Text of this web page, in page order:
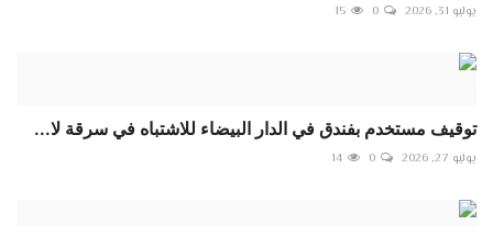
يوليو 31, 2026 0
15
توقيف مستخدم بفندق في الدار البيضاء للاشتباه في سرقة لا...
يوليو 27, 2026 0
14